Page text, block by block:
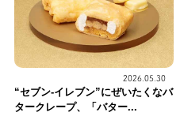
2026.05.30
“セブン-イレブン”にぜいたくなバ
タークレープ、「バター...